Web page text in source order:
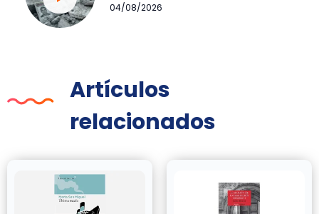
04/08/2026
Artículos
relacionados